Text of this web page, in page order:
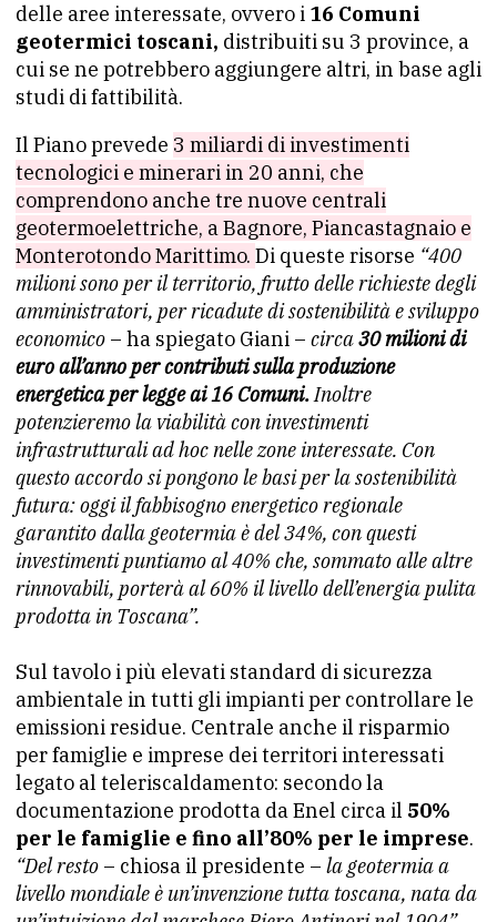
delle aree interessate, ovvero i 16 Comuni
geotermici toscani, distribuiti su 3 province, a
cui se ne potrebbero aggiungere altri, in base agli
studi di fattibilità.
Il Piano prevede 3 miliardi di investimenti
tecnologici e minerari in 20 anni, che
comprendono anche tre nuove centrali
geotermoelettriche, a Bagnore, Piancastagnaio e
Monterotondo Marittimo. Di queste risorse “400
milioni sono per il territorio, frutto delle richieste degli
amministratori, per ricadute di sostenibilità e sviluppo
economico – ha spiegato Giani – circa30 milioni di
euro all’anno per contributi sulla produzione
energetica per legge ai 16 Comuni.Inoltre
potenzieremo la viabilità con investimenti
infrastrutturali ad hoc nelle zone interessate. Con
questo accordo si pongono le basi per la sostenibilità
futura: oggi il fabbisogno energetico regionale
garantito dalla geotermia è del 34%, con questi
investimenti puntiamo al 40% che, sommato alle altre
rinnovabili, porterà al 60% il livello dell’energia pulita
prodotta in Toscana”.
Sul tavolo i più elevati standard di sicurezza
ambientale in tutti gli impianti per controllare le
emissioni residue. Centrale anche il risparmio
per famiglie e imprese dei territori interessati
legato al teleriscaldamento: secondo la
documentazione prodotta da Enel circa il 50%
per le famiglie e fino all’80% per le imprese.
“Del resto – chiosa il presidente – la geotermia a
livello mondiale è un’invenzione tutta toscana, nata da